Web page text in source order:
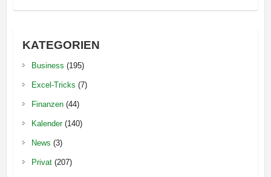
KATEGORIEN
Business (195)
Excel-Tricks (7)
Finanzen(44)
Kalender(140)
News (3)
Privat(207)